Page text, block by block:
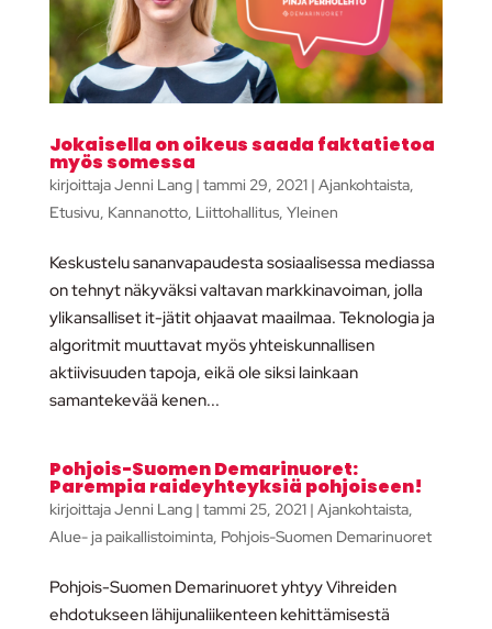
Jokaisella on oikeus saada faktatietoa
myös somessa
kirjoittajaJenni Lang| tammi 29, 2021| Ajankohtaista,
Etusivu, Kannanotto, Liittohallitus, Yleinen
Keskustelu sananvapaudesta sosiaalisessa mediassa
on tehnyt näkyväksi valtavan markkinavoiman, jolla
ylikansalliset it-jätit ohjaavat maailmaa. Teknologia ja
algoritmit muuttavat myös yhteiskunnallisen
aktiivisuuden tapoja, eikä ole siksi lainkaan
samantekevää kenen...
Pohjois-Suomen Demarinuoret:
Parempia raideyhteyksiä pohjoiseen!
kirjoittajaJenni Lang| tammi 25, 2021| Ajankohtaista,
Alue- ja paikallistoiminta, Pohjois-Suomen Demarinuoret
Pohjois-Suomen Demarinuoret yhtyy Vihreiden
ehdotukseen lähijunaliikenteen kehittämisestä